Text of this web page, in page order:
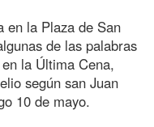
en la Plaza de San
de las palabras
la Última Cena,
según san Juan
10 de mayo.